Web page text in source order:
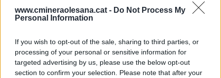
www.cmineraolesana.cat - Do Not Process My
Personal Information
If you wish to opt-out of the sale, sharing to third parties, or
processing of your personal or sensitive information for
targeted advertising by us, please use the below opt-out
section to confirm your selection. Please note that after your
L’ACA actualitza el cànon de
l’aigua
L'Agència Catalana de l'Aigua (ACA) aplica, a
partir del 26 de març de 2026, una actualització
dels tipus del cànon de l'aigua, que afectarà els
consu...